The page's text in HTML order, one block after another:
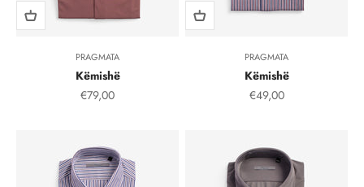
PRAGMATA
Këmishë
Çmimi i shitjes, çmimi i shitjeve
€79,00
PRAGMATA
Këmishë
Çmimi i shitjes, çmimi
€49,00